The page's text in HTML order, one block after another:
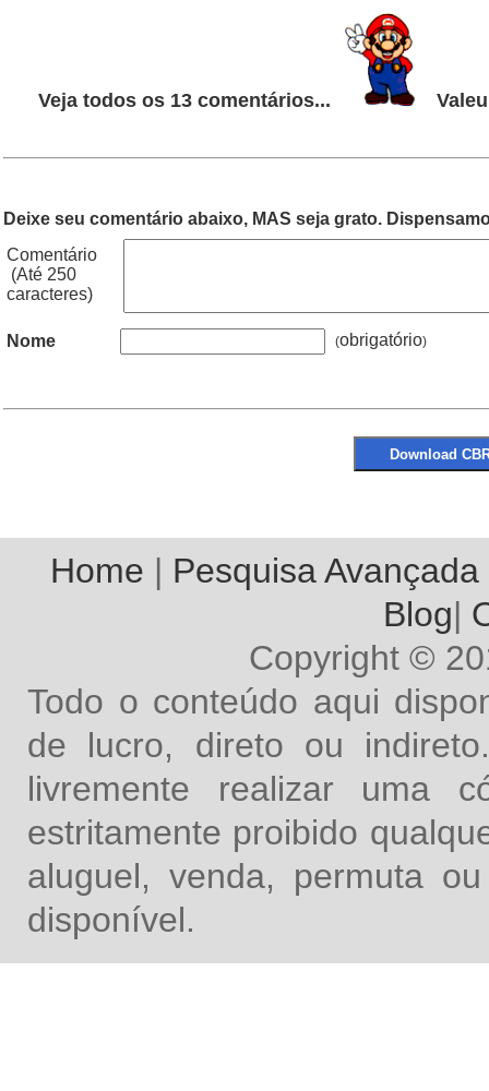
Veja todos os 13 comentários...
Deixe seu comentário abaixo, MAS seja grato.
Comentário
(Até 250
caracteres)
Nome (obrigatório
Home | Pesquisa Avançada
Blog|
Copyright ©
Todo o conteúdo aqui
de lucro, direto ou
livremente realizar uma
estritamente proibido
aluguel, venda, permuta
disponível.